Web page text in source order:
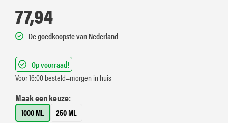
77,94
De goedkoopste van Nederland
Op voorraad!
Voor 16:00 besteld=morgen in huis
Maak een keuze:
1000 ML 250 ML